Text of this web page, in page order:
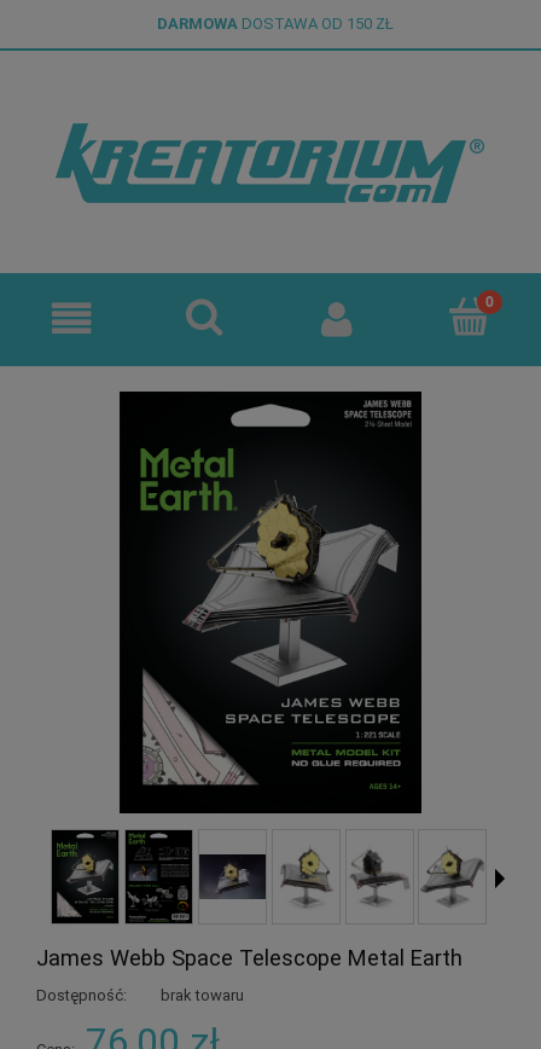
DARMOWA DOSTAWA OD 150 ZŁ
James Webb Space Telescope Metal Earth
Dostępność: brak towaru